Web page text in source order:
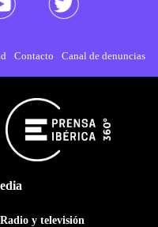
Contacto Canal de denuncias
Radio y televisión